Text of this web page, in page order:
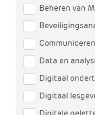
Beheren van
Data en
Digitaal
Digitaal